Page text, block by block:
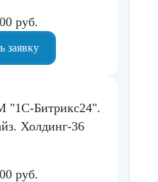
руб.
Оставить заявку
"1С-Битрикс24".
Холдинг-36
руб.